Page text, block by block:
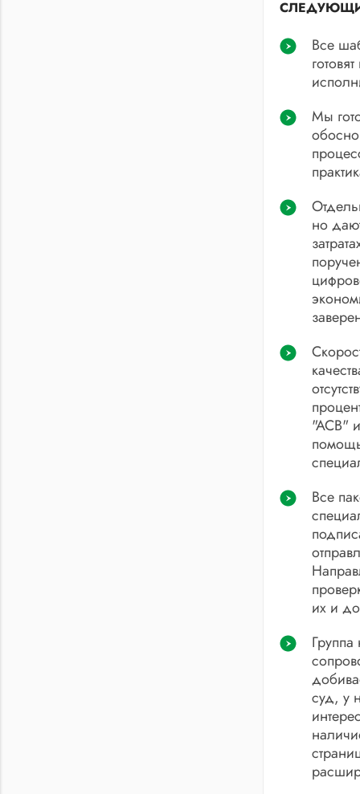
Все
Мы
но
"АСВ"
Все
их и
суд, у